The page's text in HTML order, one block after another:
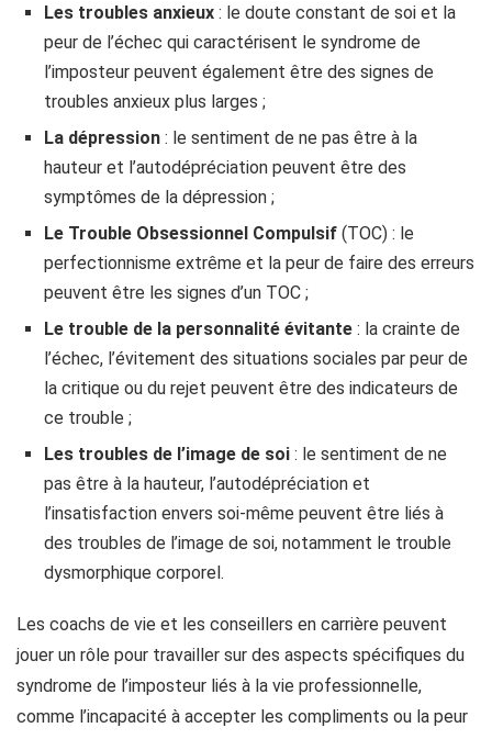
Les troubles anxieux : le doute constant de soi et la
peur de l’échec qui caractérisent le syndrome de
l’imposteur peuvent également être des signes de
troubles anxieux plus larges ;
La dépression : le sentiment de ne pas être à la
hauteur et l’autodépréciation peuvent être des
symptômes de la dépression ;
Le Trouble Obsessionnel Compulsif (TOC) : le
perfectionnisme extrême et la peur de faire des erreurs
peuvent être les signes d’un TOC ;
Le trouble de la personnalité évitante : la crainte de
l’échec, l’évitement des situations sociales par peur de
la critique ou du rejet peuvent être des indicateurs de
ce trouble ;
Les troubles de l’image de soi : le sentiment de ne
pas être à la hauteur, l’autodépréciation et
l’insatisfaction envers soi-même peuvent être liés à
des troubles de l’image de soi, notamment le trouble
dysmorphique corporel.
Les coachs de vie et les conseillers en carrière peuvent
jouer un rôle pour travailler sur des aspects spécifiques du
syndrome de l’imposteur liés à la vie professionnelle,
comme l’incapacité à accepter les compliments ou la peur